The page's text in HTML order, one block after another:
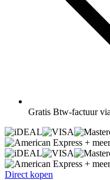
Gratis Btw-factuur
+ meer
+ meer
Direct kopen